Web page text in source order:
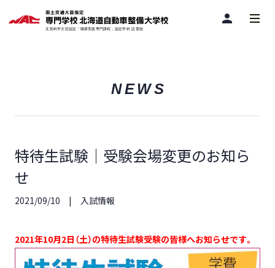
person
NEWS
特待生試験｜受験会場変更のお知ら
せ
2021/09/10 入試情報
2021年10月2日（土）の特待生試験受験の皆様へお知らせです。